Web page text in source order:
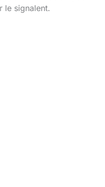
le signalent.